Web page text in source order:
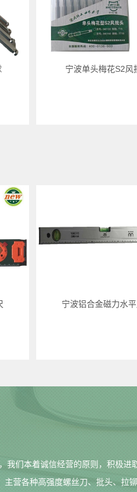
宁波单头梅花S2风
宁波铝合金磁力水平
们本着诚信经营的原则，积极
营各种高强度螺丝刀、批头、拉